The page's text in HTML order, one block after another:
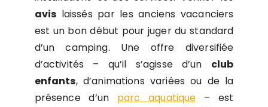
avis laissés par les anciens vacanciers
est un bon début pour juger du standard
d’un camping. Une offre diversifiée
d’activités – qu’il s’agisse d’un club
enfants, d’animations variées ou de la
présence d’un parc aquatique – est